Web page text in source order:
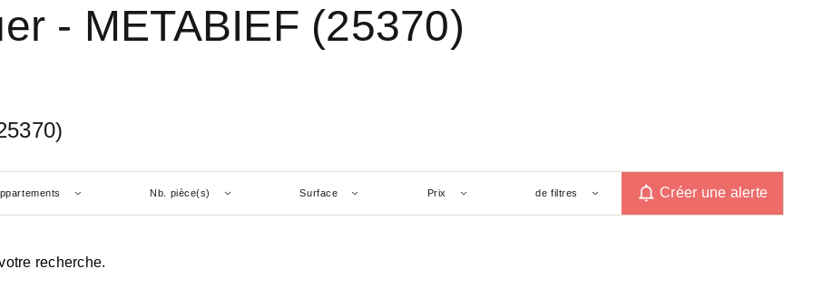
- METABIEF (25370)
Nb. pièce(s) Surface Prix de filtres Créer une alerte
recherche.